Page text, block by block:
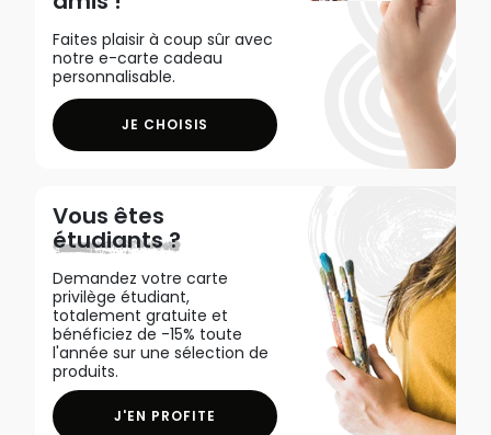
Faites plaisir à coup sûr avec
notre e-carte cadeau
personnalisable.
JE CHOISIS
Vous êtes
étudiants ?
Demandez votre carte
privilège étudiant,
totalement gratuite et
bénéficiez de -15% toute
l'année sur une sélection de
produits.
J'EN PROFITE